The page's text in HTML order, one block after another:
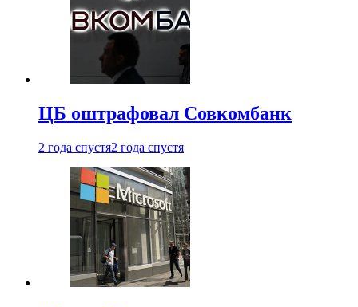
ЦБ оштрафовал Совкомбанк
2 года спустя2 года спустя